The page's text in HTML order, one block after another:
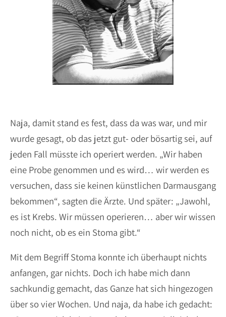
Naja, damit stand es fest, dass da was war, und mir
wurde gesagt, ob das jetzt gut- oder bösartig sei, auf
jeden Fall müsste ich operiert werden. „Wir haben
eine Probe genommen und es wird… wir werden es
versuchen, dass sie keinen künstlichen Darmausgang
bekommen“, sagten die Ärzte. Und später: „Jawohl,
es ist Krebs. Wir müssen operieren… aber wir wissen
noch nicht, ob es ein Stoma gibt.“
Mit dem Begriff Stoma konnte ich überhaupt nichts
anfangen, gar nichts. Doch ich habe mich dann
sachkundig gemacht, das Ganze hat sich hingezogen
über so vier Wochen. Und naja, da habe ich gedacht: